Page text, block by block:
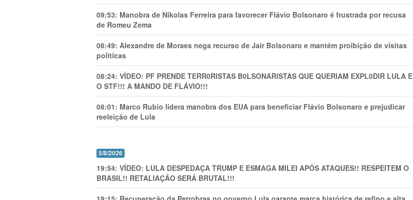
09:53: Manobra de Nikolas Ferreira para favorecer Flávio Bolsonaro é frustrada por recusa
de Romeu Zema
08:49: Alexandre de Moraes nega recurso de Jair Bolsonaro e mantém proibição de visitas
políticas
08:24: VÍDEO: PF PRENDE TERR0RlSTAS B0LSONARlSTAS QUE QUERIAM EXPL0DlR LULA E
O STF!!! A MANDO DE FLÁVIO!!!
08:01: Marco Rubio lidera manobra dos EUA para beneficiar Flávio Bolsonaro e prejudicar
reeleição de Lula
5/8/2026
19:54: VÍDEO: LULA DESPEDAÇA TRUMP E ESMAGA MILEI APÓS ATAQUES!! RESPEITEM O
BRASIL!! RETALIAÇÃO SERÁ BRUTAL!!!